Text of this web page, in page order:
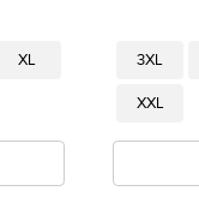
XL 3XL
XXL